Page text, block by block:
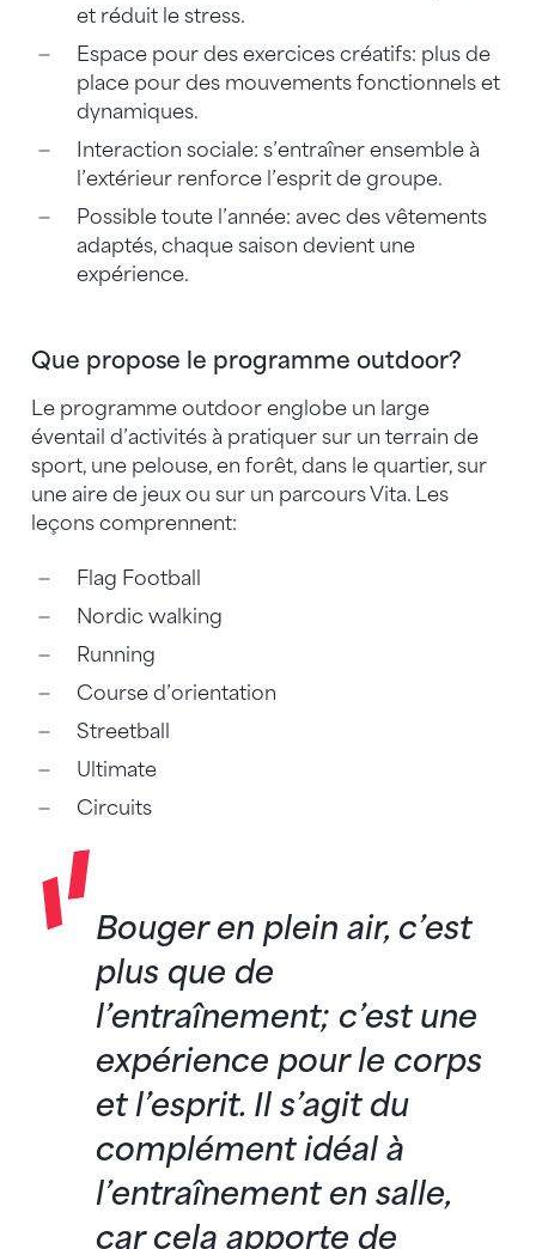
et réduit le stress.
Espace pour des exercices créatifs: plus de
place pour des mouvements fonctionnels et
dynamiques.
Interaction sociale: s’entraîner ensemble à
l’extérieur renforce l’esprit de groupe.
Possible toute l’année: avec des vêtements
adaptés, chaque saison devient une
expérience.
Que propose le programme outdoor?
Le programme outdoor englobe un large
éventail d’activités à pratiquer sur un terrain de
sport, une pelouse, en forêt, dans le quartier, sur
une aire de jeux ou sur un parcours Vita. Les
leçons comprennent:
Flag Football
Nordic walking
Running
Course d’orientation
Streetball
Ultimate
Circuits
Bouger en plein air, c’est
plus que de
l’entraînement; c’est une
expérience pour le corps
et l’esprit. Il s’agit du
complément idéal à
l’entraînement en salle,
car cela apporte de